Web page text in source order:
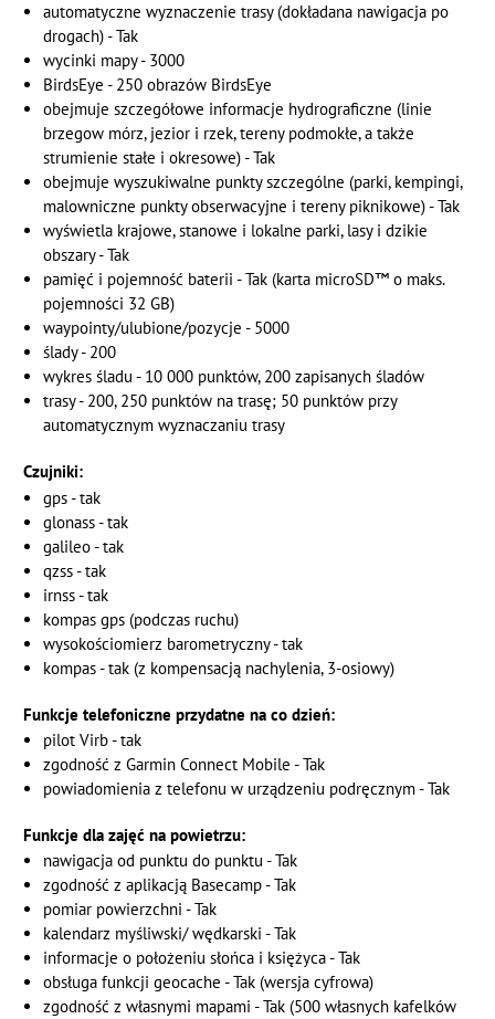
automatyczne wyznaczenie trasy (dokładana nawigacja po
drogach) - Tak
wycinki mapy - 3000
BirdsEye - 250 obrazów BirdsEye
obejmuje szczegółowe informacje hydrograficzne (linie
brzegow mórz, jezior i rzek, tereny podmokłe, a także
strumienie stałe i okresowe) - Tak
obejmuje wyszukiwalne punkty szczególne (parki, kempingi,
malowniczne punkty obserwacyjne i tereny piknikowe) - Tak
wyświetla krajowe, stanowe i lokalne parki, lasy i dzikie
obszary - Tak
pamięć i pojemność baterii - Tak (karta microSD™ o maks.
pojemności 32 GB)
waypointy/ulubione/pozycje - 5000
ślady - 200
wykres śladu - 10 000 punktów, 200 zapisanych śladów
trasy - 200, 250 punktów na trasę; 50 punktów przy
automatycznym wyznaczaniu trasy
Czujniki:
gps - tak
glonass - tak
galileo - tak
qzss - tak
irnss - tak
kompas gps (podczas ruchu)
wysokościomierz barometryczny - tak
kompas - tak (z kompensacją nachylenia, 3-osiowy)
Funkcje telefoniczne przydatne na co dzień:
pilot Virb - tak
zgodność z Garmin Connect Mobile - Tak
powiadomienia z telefonu w urządzeniu podręcznym - Tak
Funkcje dla zajęć na powietrzu:
nawigacja od punktu do punktu - Tak
zgodność z aplikacją Basecamp - Tak
pomiar powierzchni - Tak
kalendarz myśliwski/ wędkarski - Tak
informacje o położeniu słońca i księżyca - Tak
obsługa funkcji geocache - Tak (wersja cyfrowa)
zgodność z własnymi mapami - Tak (500 własnych kafelków